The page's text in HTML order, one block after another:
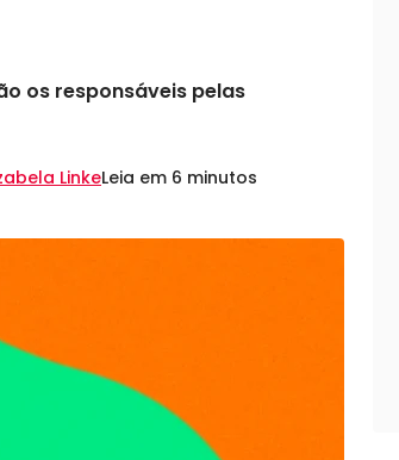
os responsáveis pelas
LinkeLeia em 6 minutos